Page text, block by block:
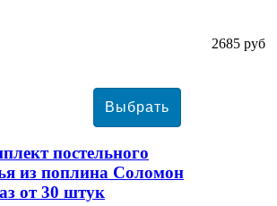
2685 руб
постельного
из поплина Соломон
от 30 штук